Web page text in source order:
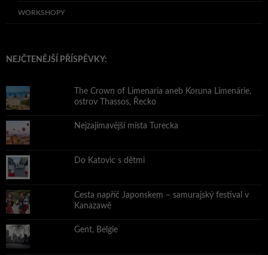
WORKSHOPY
NEJČTENĚJŠÍ PŘÍSPĚVKY:
The Crown of Limenaria aneb Koruna Limenárie,
ostrov Thassos, Řecko
Nejzajímavější místa Turecka
Do Katovic s dětmi
Cesta napříč Japonskem – samurajský festival v
Kanazawě
Gent, Belgie